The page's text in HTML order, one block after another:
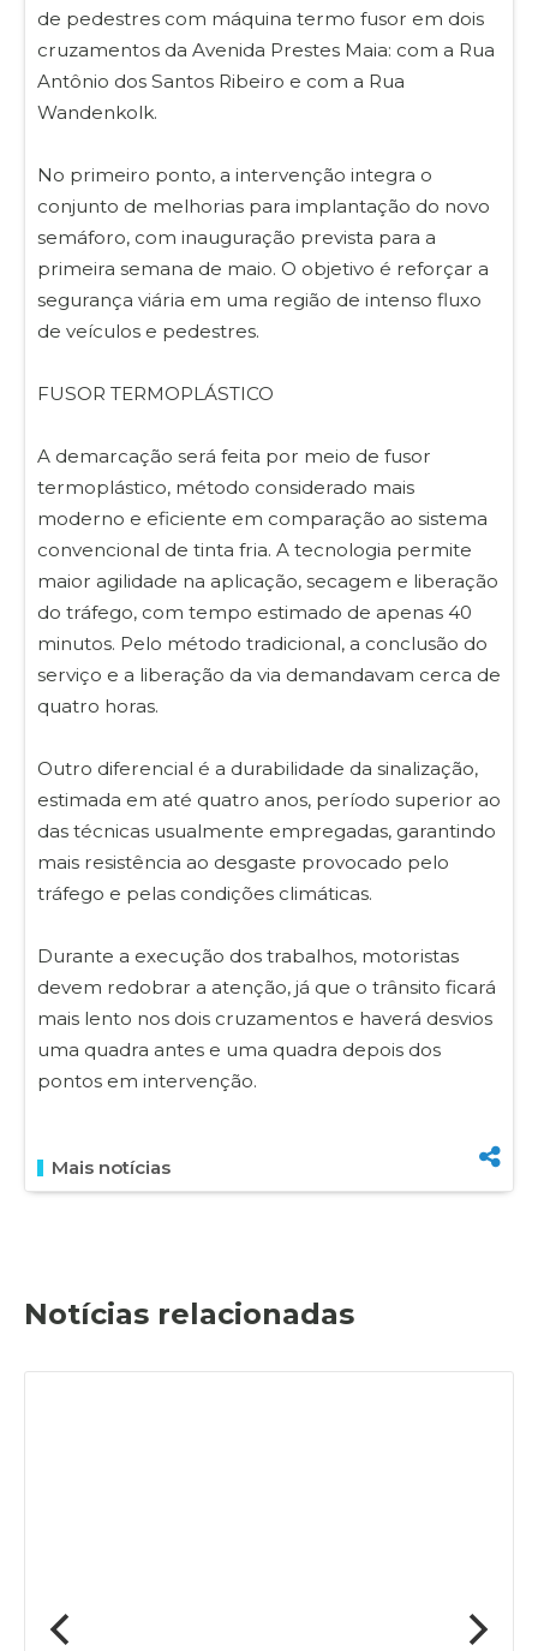
de pedestres com máquina termo fusor em dois
cruzamentos da Avenida Prestes Maia: com a Rua
Antônio dos Santos Ribeiro e com a Rua
Wandenkolk.
No primeiro ponto, a intervenção integra o
conjunto de melhorias para implantação do novo
semáforo, com inauguração prevista para a
primeira semana de maio. O objetivo é reforçar a
segurança viária em uma região de intenso fluxo
de veículos e pedestres.
FUSOR TERMOPLÁSTICO
A demarcação será feita por meio de fusor
termoplástico, método considerado mais
moderno e eficiente em comparação ao sistema
convencional de tinta fria. A tecnologia permite
maior agilidade na aplicação, secagem e liberação
do tráfego, com tempo estimado de apenas 40
minutos. Pelo método tradicional, a conclusão do
serviço e a liberação da via demandavam cerca de
quatro horas.
Outro diferencial é a durabilidade da sinalização,
estimada em até quatro anos, período superior ao
das técnicas usualmente empregadas, garantindo
mais resistência ao desgaste provocado pelo
tráfego e pelas condições climáticas.
Durante a execução dos trabalhos, motoristas
devem redobrar a atenção, já que o trânsito ficará
mais lento nos dois cruzamentos e haverá desvios
uma quadra antes e uma quadra depois dos
pontos em intervenção.
Mais notícias
Notícias relacionadas